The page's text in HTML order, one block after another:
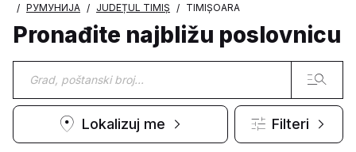
РУМУНИЈА
JUDEȚUL TIMIȘ TIMIȘOARA
Pronađite najbližu poslovnicu
Lokalizuj me Filteri